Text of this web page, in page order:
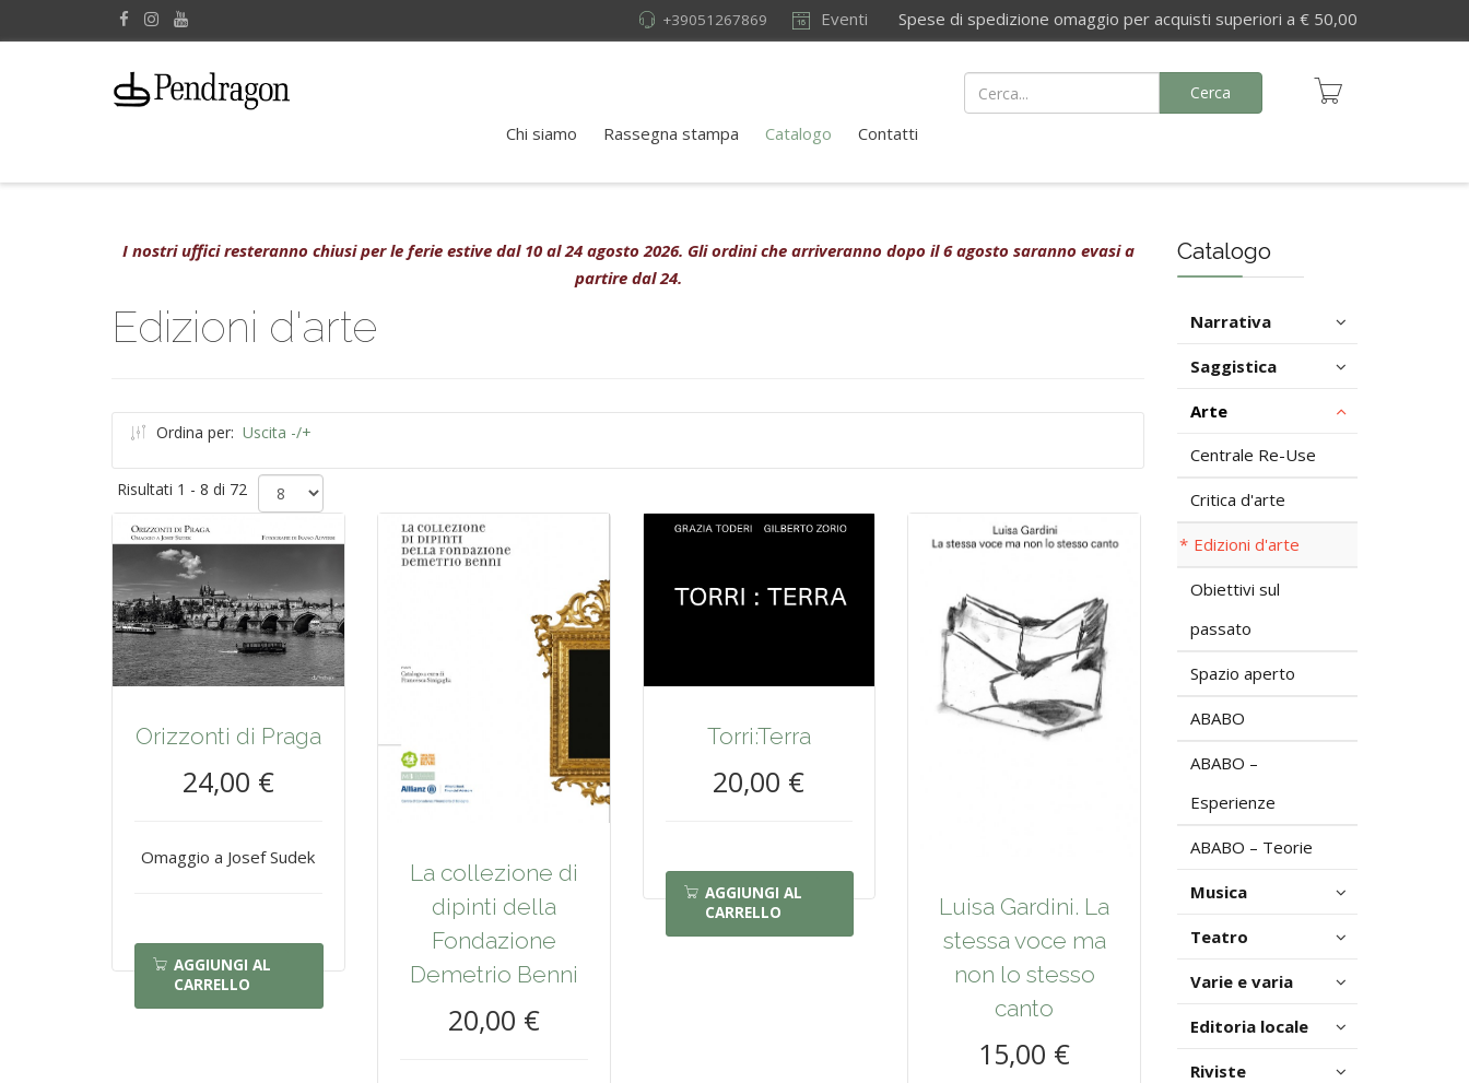
Eventi Spese di spedizione omaggio per acquisti superiori a € 50,00
+39051267869
Chi siamo Rassegna stampa Catalogo Contatti
Cerca
I nostri uffici resteranno chiusi per le ferie estive dal 10 al 24 agosto 2026. Gli ordini che arriveranno dopo il 6 agosto saranno evasi a
partire dal 24.
Edizioni d'arte
Ordina per: Uscita -/+
Risultati 1 - 8 di 72
Orizzonti di Praga
24,00 €
Omaggio a Josef Sudek
AGGIUNGI AL
CARRELLO
La collezione di
dipinti della
Fondazione
Demetrio Benni
20,00 €
Torri:Terra
20,00 €
AGGIUNGI AL
CARRELLO
Luisa Gardini. La
stessa voce ma
non lo stesso
canto
15,00 €
Catalogo
Narrativa
Saggistica
Arte
Centrale Re-Use
Critica d'arte
Edizioni d'arte
Obiettivi sul
passato
Spazio aperto
ABABO
ABABO –
Esperienze
ABABO – Teorie
Musica
Teatro
Varie e varia
Editoria locale
Riviste